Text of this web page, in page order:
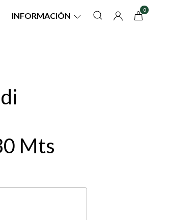
INFORMACIÓN
0
Mts